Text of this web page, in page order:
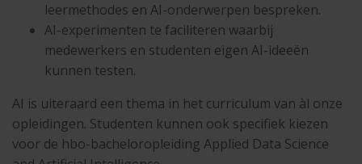
leermethodes en AI-onderwerpen bespreken.
AI-experimenten te faciliteren waarbij
medewerkers en studenten eigen AI-ideeën
kunnen testen.
AI is uiteraard een thema in het curriculum van àl onze
opleidingen. Studenten kunnen ook specifiek kiezen
voor de hbo-bacheloropleiding Applied Data Science